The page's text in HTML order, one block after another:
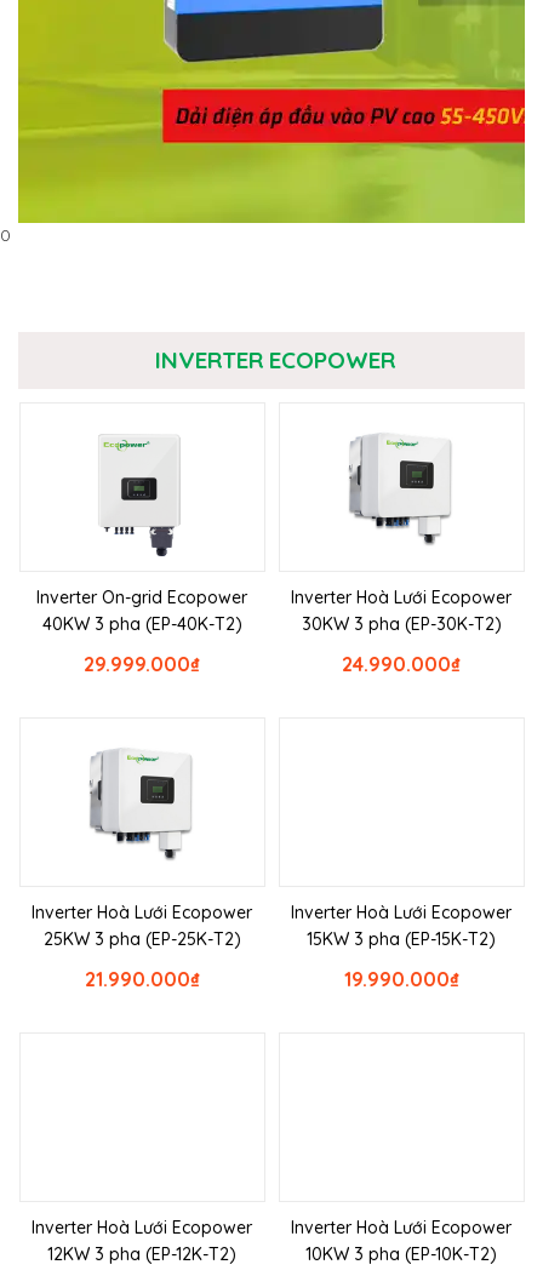
0
INVERTER ECOPOWER
Inverter On-grid Ecopower
40KW 3 pha (EP-40K-T2)
₫
29.999.000
Inverter Hoà Lưới Ecopower
30KW 3 pha (EP-30K-T2)
₫
24.990.000
Inverter Hoà Lưới Ecopower
25KW 3 pha (EP-25K-T2)
₫
21.990.000
Inverter Hoà Lưới Ecopower
15KW 3 pha (EP-15K-T2)
₫
19.990.000
Inverter Hoà Lưới Ecopower
12KW 3 pha (EP-12K-T2)
Inverter Hoà Lưới Ecopower
10KW 3 pha (EP-10K-T2)